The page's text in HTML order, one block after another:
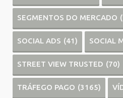
SEGMENTOS DO MERCADO
SOCIAL ADS (41) SOCIAL
STREET VIEW TRUSTED (70)
TRÁFEGO PAGO (3165)